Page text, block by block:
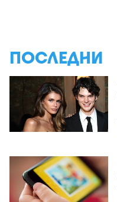
ПОСЛЕДНИ